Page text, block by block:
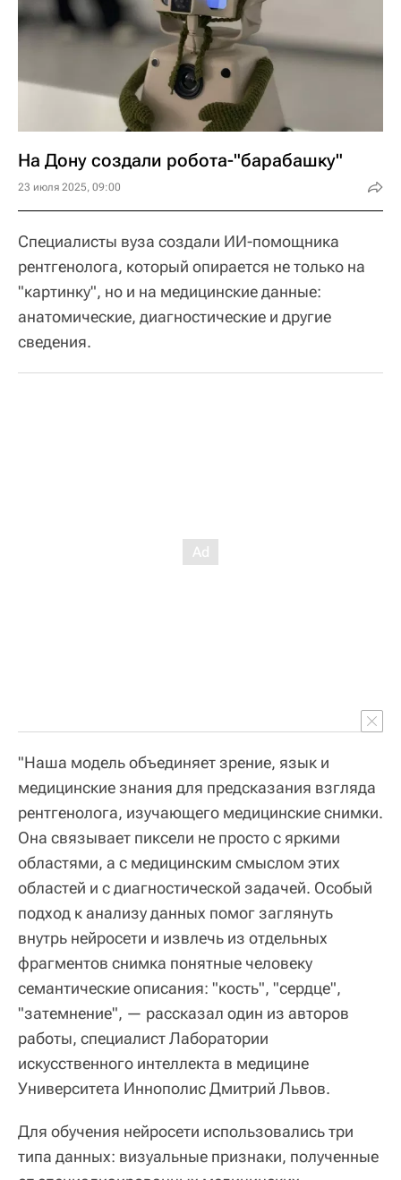
На Дону создали робота-"барабашку"
23 июля 2025, 09:00
Специалисты вуза создали ИИ-помощника
рентгенолога, который опирается не только на
"картинку", но и на медицинские данные:
анатомические, диагностические и другие
сведения.
"Наша модель объединяет зрение, язык и
медицинские знания для предсказания взгляда
рентгенолога, изучающего медицинские снимки.
Она связывает пиксели не просто с яркими
областями, а с медицинским смыслом этих
областей и с диагностической задачей. Особый
подход к анализу данных помог заглянуть
внутрь нейросети и извлечь из отдельных
фрагментов снимка понятные человеку
семантические описания: "кость", "сердце",
"затемнение", — рассказал один из авторов
работы, специалист Лаборатории
искусственного интеллекта в медицине
Университета Иннополис Дмитрий Львов.
Для обучения нейросети использовались три
типа данных: визуальные признаки, полученные